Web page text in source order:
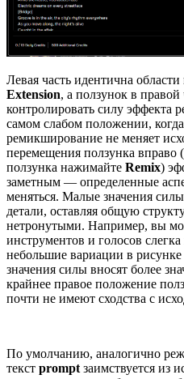
Левая часть идентична
Extension, а ползунок в правой
контролировать силу эффекта
самом слабом положении,
ремикширование не меняет
перемещения ползунка вправо
ползунка нажимайте Remix)
заметным — определенные
меняться. Малые значения
детали, оставляя общую
нетронутыми. Например, вы
инструментов и голосов
небольшие вариации в
значения силы вносят более
крайнее правое положение
почти не имеют сходства с
По умолчанию, аналогично
текст prompt заимствуется из